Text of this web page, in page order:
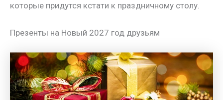
которые придутся кстати к праздничному столу.
Презенты на Новый 2027 год друзьям